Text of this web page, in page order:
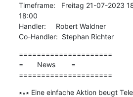
Timeframe:   Freitag 21-07-2023
18:00
Handler:     Robert Waldner
Co-Handler:  Stephan Richter
=====================
=       News        =
=====================
∗∗∗ Eine einfache Aktion beugt